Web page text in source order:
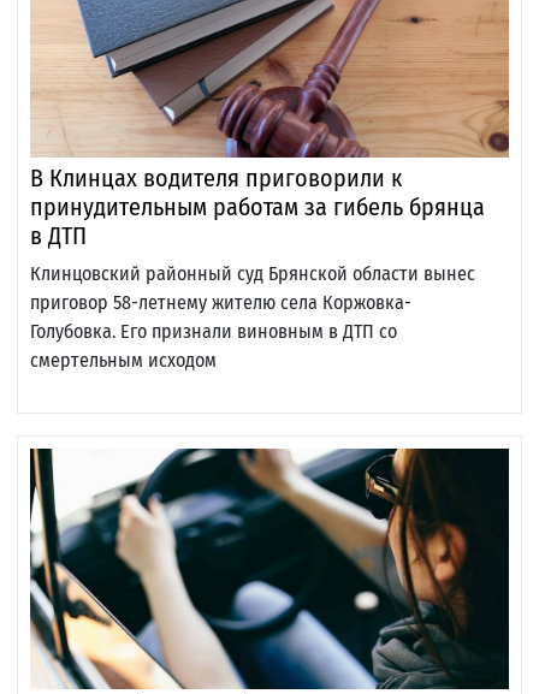
В Клинцах водителя приговорили к
принудительным работам за гибель брянца
в ДТП
Клинцовский районный суд Брянской области вынес
приговор 58-летнему жителю села Коржовка-
Голубовка. Его признали виновным в ДТП со
смертельным исходом